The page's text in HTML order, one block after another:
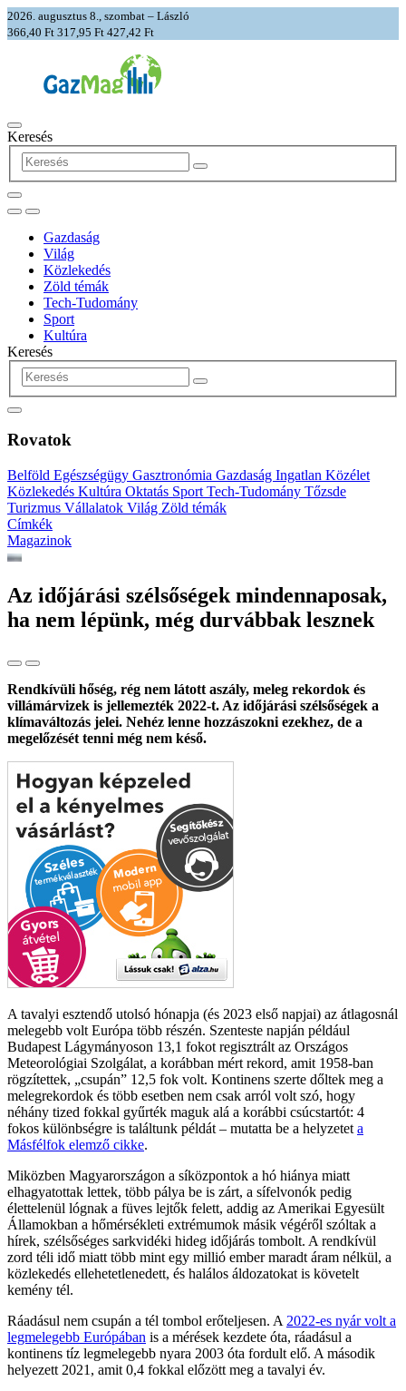
2026. augusztus 8., szombat – László
366,40 Ft 317,95 Ft 427,42 Ft
Keresés
Gazdaság
Világ
Közlekedés
Zöld témák
Tech-Tudomány
Sport
Kultúra
Keresés
Rovatok
Belföld Egészségügy Gasztronómia Gazdaság Ingatlan Közélet
Közlekedés Kultúra Oktatás Sport Tech-Tudomány Tőzsde
Turizmus Vállalatok Világ Zöld témák
Címkék
Magazinok
Az időjárási szélsőségek mindennaposak,
ha nem lépünk, még durvábbak lesznek
Rendkívüli hőség, rég nem látott aszály, meleg rekordok és
villámárvizek is jellemezték 2022-t. Az időjárási szélsőségek a
klímaváltozás jelei. Nehéz lenne hozzászokni ezekhez, de a
megelőzését tenni még nem késő.
A tavalyi esztendő utolsó hónapja (és 2023 első napjai) az átlagosnál
melegebb volt Európa több részén. Szenteste napján például
Budapest Lágymányoson 13,1 fokot regisztrált az Országos
Meteorológiai Szolgálat, a korábban mért rekord, amit 1958-ban
rögzítettek, „csupán” 12,5 fok volt. Kontinens szerte dőltek meg a
melegrekordok és több esetben nem csak arról volt szó, hogy
néhány tized fokkal gyűrték maguk alá a korábbi csúcstartót: 4
fokos különbségre is találtunk példát – mutatta be a helyzetet a
Másfélfok elemző cikke.
Miközben Magyarországon a síközpontok a hó hiánya miatt
elhagyatottak lettek, több pálya be is zárt, a sífelvonók pedig
élettelenül lógnak a füves lejtők felett, addig az Amerikai Egyesült
Államokban a hőmérsékleti extrémumok másik végéről szóltak a
hírek, szélsőséges sarkvidéki hideg időjárás tombolt. A rendkívül
zord téli idő miatt több mint egy millió ember maradt áram nélkül, a
közlekedés ellehetetlenedett, és halálos áldozatokat is követelt
kemény tél.
Ráadásul nem csupán a tél tombol erőteljesen. A 2022-es nyár volt a
legmelegebb Európában is a mérések kezdete óta, ráadásul a
kontinens tíz legmelegebb nyara 2003 óta fordult elő. A második
helyezett 2021, amit 0,4 fokkal előzött meg a tavalyi év.